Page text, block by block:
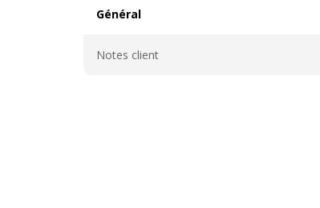
Général
Notes client